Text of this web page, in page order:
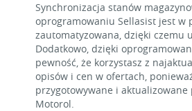
Synchronizacja stanów
oprogramowaniu Sellasist jest w
zautomatyzowana, dzięki czemu
Dodatkowo, dzięki
pewność, że korzystasz z
opisów i cen w ofertach,
przygotowywane i
Motorol.